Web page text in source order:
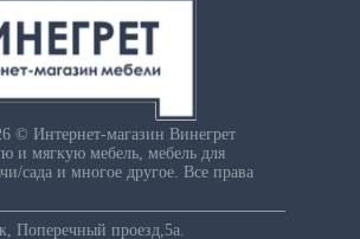
© Интернет-магазин Винегрет
и мягкую мебель, мебель для
сада и многое другое. Все права
Поперечный проезд,5а.